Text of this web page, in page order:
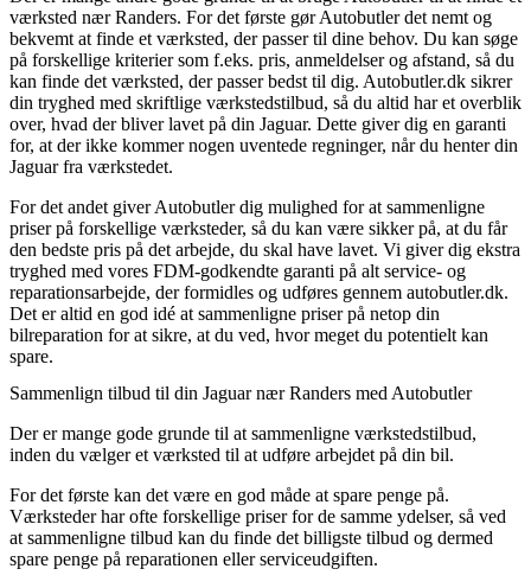
værksted nær Randers. For det første gør Autobutler det nemt og
bekvemt at finde et værksted, der passer til dine behov. Du kan søge
på forskellige kriterier som f.eks. pris, anmeldelser og afstand, så du
kan finde det værksted, der passer bedst til dig. Autobutler.dk sikrer
din tryghed med skriftlige værkstedstilbud, så du altid har et overblik
over, hvad der bliver lavet på din Jaguar. Dette giver dig en garanti
for, at der ikke kommer nogen uventede regninger, når du henter din
Jaguar fra værkstedet.
For det andet giver Autobutler dig mulighed for at sammenligne
priser på forskellige værksteder, så du kan være sikker på, at du får
den bedste pris på det arbejde, du skal have lavet. Vi giver dig ekstra
tryghed med vores FDM-godkendte garanti på alt service- og
reparationsarbejde, der formidles og udføres gennem autobutler.dk.
Det er altid en god idé at sammenligne priser på netop din
bilreparation for at sikre, at du ved, hvor meget du potentielt kan
spare.
Sammenlign tilbud til din Jaguar nær Randers med Autobutler
Der er mange gode grunde til at sammenligne værkstedstilbud,
inden du vælger et værksted til at udføre arbejdet på din bil.
For det første kan det være en god måde at spare penge på.
Værksteder har ofte forskellige priser for de samme ydelser, så ved
at sammenligne tilbud kan du finde det billigste tilbud og dermed
spare penge på reparationen eller serviceudgiften.